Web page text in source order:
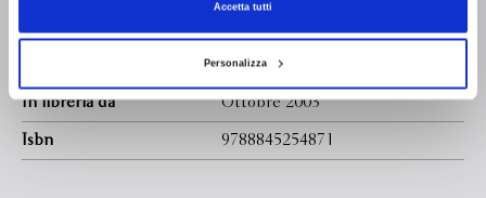
Accetta tutti
Personalizza
In libreria da Ottobre 2003
Isbn 9788845254871